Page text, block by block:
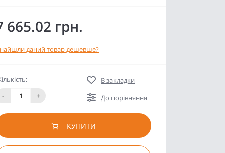
665.02 грн.
даний товар дешевше?
-
+
В закладки
До порівняння
КУПИТИ